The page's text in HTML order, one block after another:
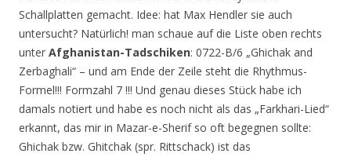
Schallplatten gemacht. Idee: hat Max Hendler sie auch
untersucht? Natürlich! man schaue auf die Liste oben rechts
unter Afghanistan-Tadschiken: 0722-B/6 „Ghichak and
Zerbaghali“ – und am Ende der Zeile steht die Rhythmus-
Formel!!! Formzahl 7 !!! Und genau dieses Stück habe ich
damals notiert und habe es noch nicht als das „Farkhari-Lied“
erkannt, das mir in Mazar-e-Sherif so oft begegnen sollte:
Ghichak bzw. Ghitchak (spr. Rittschack) ist das